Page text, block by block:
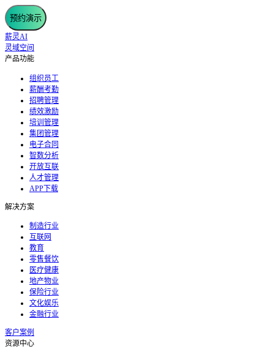
预约演示
薪灵AI
灵域空间
产品功能
组织员工
薪酬考勤
招聘管理
绩效激励
培训管理
集团管理
电子合同
智数分析
开放互联
人才管理
APP下载
解决方案
制造行业
互联网
教育
零售餐饮
医疗健康
地产物业
保险行业
文化娱乐
金融行业
客户案例
资源中心